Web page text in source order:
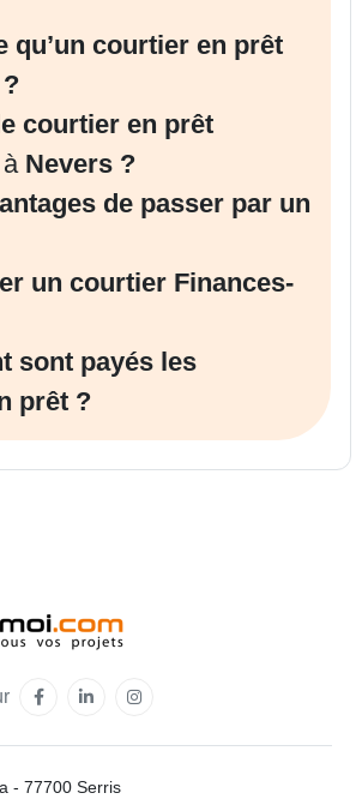
qu’un courtier en prêt
?
courtier en prêt
à Nevers ?
de passer par un
un courtier Finances-
sont payés les
prêt ?
- 77700 Serris